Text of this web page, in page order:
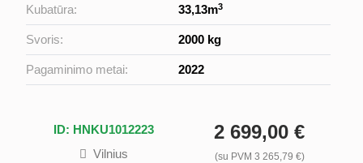
Kubatūra: 33,13m3
Svoris: 2000 kg
Pagaminimo metai: 2022
ID: HNKU1012223
Vilnius
2 699,00 €
(su PVM 3 265,79 €)